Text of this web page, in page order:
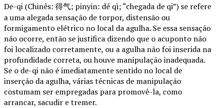
De-qi (Chinês: 得气; pinyin: dé qì; “chegada de qi”) se refere
a uma alegada sensação de torpor, distensão ou
formigamento elétrico no local da agulha. Se essa sensação
não ocorre, então se justifica dizendo que o acuponto não
foi localizado corretamente, ou a agulha não foi inserida na
profundidade correta, ou houve manipulação inadequada.
Se o de-qi não é imediatamente sentido no local de
inserção da agulha, várias técnicas de manipulação
costumam ser empregadas para promovê-la, como
arrancar, sacudir e tremer.